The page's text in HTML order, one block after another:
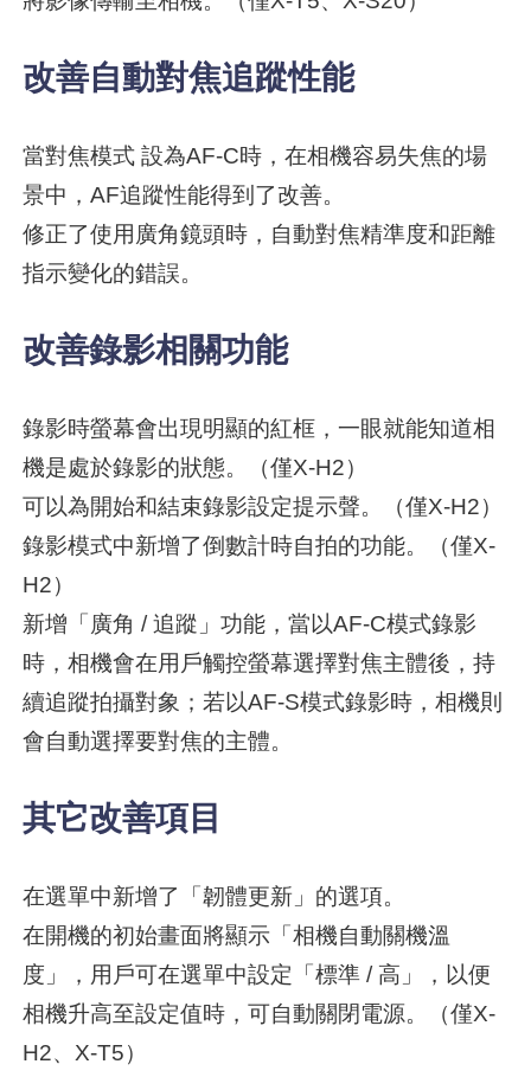
改善自動對焦追蹤性能
當對焦模式 設為AF-C時，在相機容易失焦的場
景中，AF追蹤性能得到了改善。
修正了使用廣角鏡頭時，自動對焦精準度和距離
指示變化的錯誤。
改善錄影相關功能
錄影時螢幕會出現明顯的紅框，一眼就能知道相
機是處於錄影的狀態。（僅X-H2）
可以為開始和結束錄影設定提示聲。（僅X-H2）
錄影模式中新增了倒數計時自拍的功能。（僅X-
H2）
新增「廣角 / 追蹤」功能，當以AF-C模式錄影
時，相機會在用戶觸控螢幕選擇對焦主體後，持
續追蹤拍攝對象；若以AF-S模式錄影時，相機則
會自動選擇要對焦的主體。
其它改善項目
在選單中新增了「韌體更新」的選項。
在開機的初始畫面將顯示「相機自動關機溫
度」，用戶可在選單中設定「標準 / 高」，以便
相機升高至設定值時，可自動關閉電源。（僅X-
H2、X-T5）